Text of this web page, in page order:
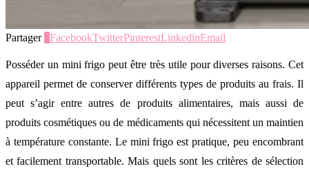
Partager FacebookTwitterPinterestLinkedinEmail
Posséder un mini frigo peut être très utile pour diverses raisons. Cet
appareil permet de conserver différents types de produits au frais. Il
peut s’agir entre autres de produits alimentaires, mais aussi de
produits cosmétiques ou de médicaments qui nécessitent un maintien
à température constante. Le mini frigo est pratique, peu encombrant
et facilement transportable. Mais quels sont les critères de sélection